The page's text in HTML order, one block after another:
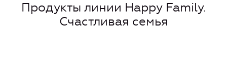
Продукты линии Happy Family.
Счастливая семья